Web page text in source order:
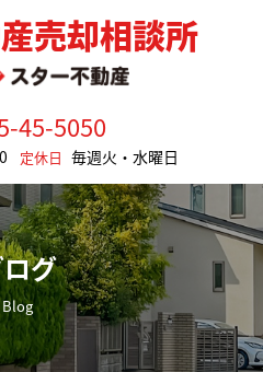
売却相談所
45-5050
定休日 毎週火・水曜日
グ
Blog